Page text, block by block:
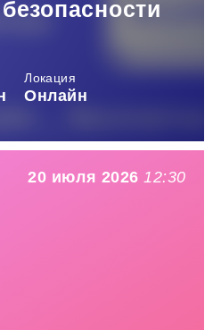
Локация
Онлайн
20 июля 202612:30